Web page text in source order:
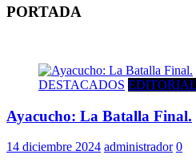
PORTADA
DESTACADOS EDITORIAL
Ayacucho: La Batalla Final.
14 diciembre 2024 administrador 0